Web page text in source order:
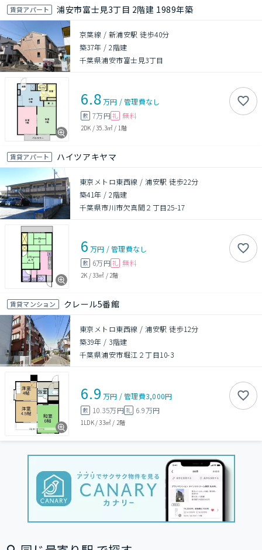
賃貸アパート 浦安市富士見3丁目 2階建 1989年築
京葉線 / 新浦安駅 徒歩40分
築37年 /2階建
千葉県浦安市富士見3丁目
6.8万円 /管理費なし
敷 7万円 礼 無料
2DK /35.3㎡ / 1階
賃貸アパート ハイツアキヤマ
東京メトロ東西線 / 浦安駅 徒歩22分
築41年 /2階建
千葉県市川市欠真間２丁目25-17
6 万円 /管理費なし
敷 6万円 礼 無料
2K /33㎡ / 2階
賃貸マンション クレール5番館
東京メトロ東西線 / 浦安駅 徒歩12分
築39年 / 3階建
千葉県浦安市堀江２丁目10-3
6.9 万円 /管理費3,000円
敷 10.35万円礼 6.9万円
1LDK/33㎡ / 2階